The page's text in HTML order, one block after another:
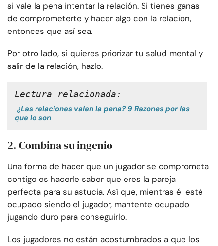
si vale la pena intentar la relación. Si tienes ganas
de comprometerte y hacer algo con la relación,
entonces que así sea.
Por otro lado, si quieres priorizar tu salud mental y
salir de la relación, hazlo.
Lectura relacionada:
¿Las relaciones valen la pena? 9 Razones por las
que lo son
2. Combina su ingenio
Una forma de hacer que un jugador se comprometa
contigo es hacerle saber que eres la pareja
perfecta para su astucia. Así que, mientras él esté
ocupado siendo el jugador, mantente ocupado
jugando duro para conseguirlo.
Los jugadores no están acostumbrados a que los